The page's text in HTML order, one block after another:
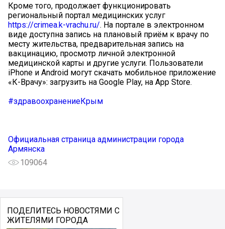
Кроме того, продолжает функционировать
региональный портал медицинских услуг
https://crimea.k-vrachu.ru/. На портале в электронном
виде доступна запись на плановый приём к врачу по
месту жительства, предварительная запись на
вакцинацию, просмотр личной электронной
медицинской карты и другие услуги. Пользователи
iPhone и Android могут скачать мобильное приложение
«К-Врачу»: загрузить на Google Play, на App Store.
#здравоохранениеКрым
Официальная страница администрации города
Армянска
109064
ПОДЕЛИТЕСЬ НОВОСТЯМИ С
ЖИТЕЛЯМИ ГОРОДА